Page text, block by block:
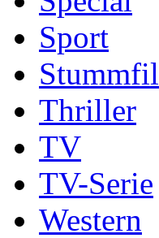
Sport
Thriller
TV
TV-Serie
Western